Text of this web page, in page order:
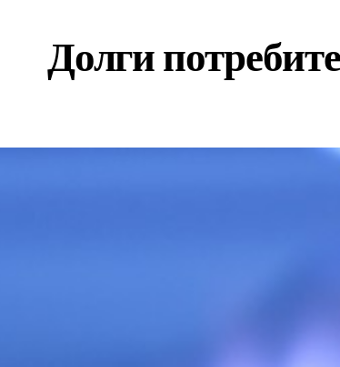
Долги